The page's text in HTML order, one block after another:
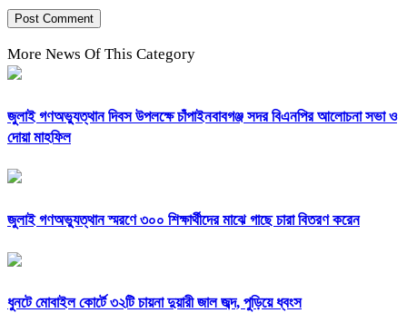
More News Of This Category
জুলাই গণঅভ্যুত্থান দিবস উপলক্ষে চাঁপাইনবাবগঞ্জ সদর বিএনপির আলোচনা সভা ও
দোয়া মাহফিল
জুলাই গণঅভ্যুত্থান স্মরণে ৩০০ শিক্ষার্থীদের মাঝে গাছে চারা বিতরণ করেন
ধুনটে মোবাইল কোর্টে ৩২টি চায়না দুয়ারী জাল জব্দ, পুড়িয়ে ধ্বংস